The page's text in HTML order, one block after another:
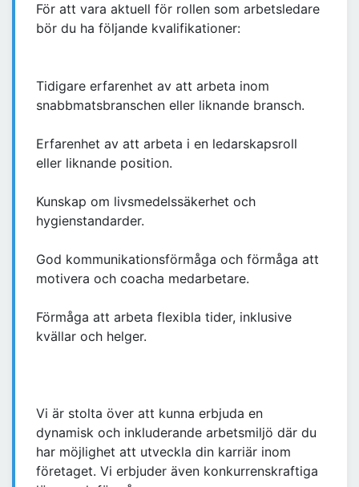
För att vara aktuell för rollen som arbetsledare
bör du ha följande kvalifikationer:
Tidigare erfarenhet av att arbeta inom
snabbmatsbranschen eller liknande bransch.
Erfarenhet av att arbeta i en ledarskapsroll
eller liknande position.
Kunskap om livsmedelssäkerhet och
hygienstandarder.
God kommunikationsförmåga och förmåga att
motivera och coacha medarbetare.
Förmåga att arbeta flexibla tider, inklusive
kvällar och helger.
Vi är stolta över att kunna erbjuda en
dynamisk och inkluderande arbetsmiljö där du
har möjlighet att utveckla din karriär inom
företaget. Vi erbjuder även konkurrenskraftiga